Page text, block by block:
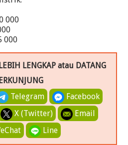



LENGKAP atau DATANG
Telegram
Facebook
X (Twitter)
Email
Line